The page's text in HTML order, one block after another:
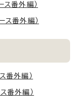
ス番外編）
ス番外編）
番外編）
番外編）